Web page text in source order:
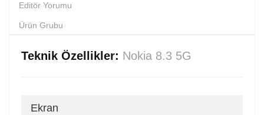
Editör Yorumu
Ürün Grubu
Teknik Özellikler: Nokia 8.3 5G
Ekran